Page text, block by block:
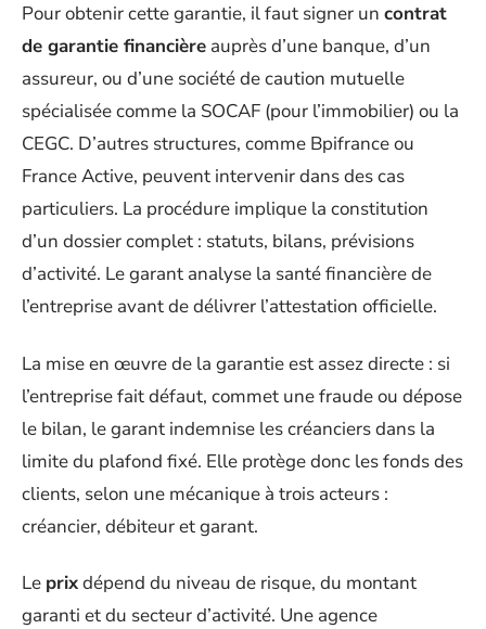
Pour obtenir cette garantie, il faut signer un contrat
de garantie financière auprès d’une banque, d’un
assureur, ou d’une société de caution mutuelle
spécialisée comme la SOCAF (pour l’immobilier) ou la
CEGC. D’autres structures, comme Bpifrance ou
France Active, peuvent intervenir dans des cas
particuliers. La procédure implique la constitution
d’un dossier complet : statuts, bilans, prévisions
d’activité. Le garant analyse la santé financière de
l’entreprise avant de délivrer l’attestation officielle.
La mise en œuvre de la garantie est assez directe : si
l’entreprise fait défaut, commet une fraude ou dépose
le bilan, le garant indemnise les créanciers dans la
limite du plafond fixé. Elle protège donc les fonds des
clients, selon une mécanique à trois acteurs :
créancier, débiteur et garant.
Le prixdépend du niveau de risque, du montant
garanti et du secteur d’activité. Une agence